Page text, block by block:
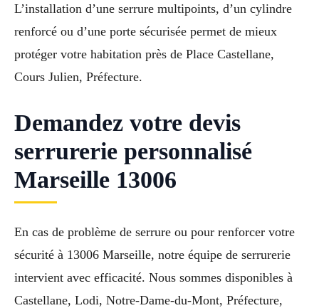
L’installation d’une serrure multipoints, d’un cylindre
renforcé ou d’une porte sécurisée permet de mieux
protéger votre habitation près de Place Castellane,
Cours Julien, Préfecture.
Demandez votre devis
serrurerie personnalisé
Marseille 13006
En cas de problème de serrure ou pour renforcer votre
sécurité à 13006 Marseille, notre équipe de serrurerie
intervient avec efficacité. Nous sommes disponibles à
Castellane, Lodi, Notre-Dame-du-Mont, Préfecture,